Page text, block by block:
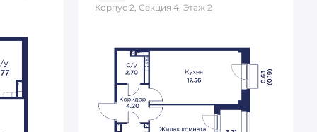
Корпус 2, Секция 4, Этаж 2